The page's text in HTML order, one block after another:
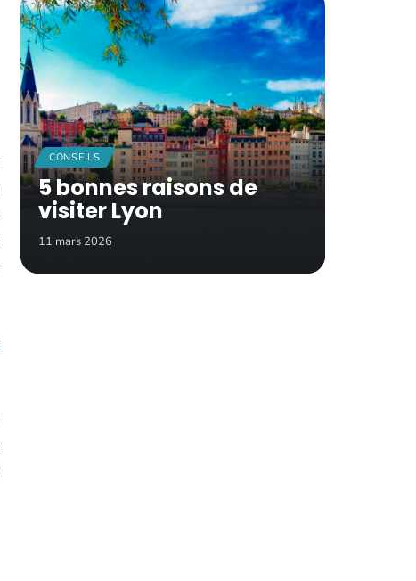
CONSEILS
5 bonnes raisons de
visiter Lyon
11 mars 2026